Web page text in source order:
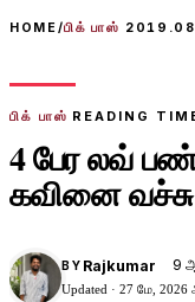
HOME/பிக் பாஸ்
பிக் பாஸ் READING
4 பேர லவ்
கவினை
BY Rajkumar 9
Updated · 27 மே, 2026